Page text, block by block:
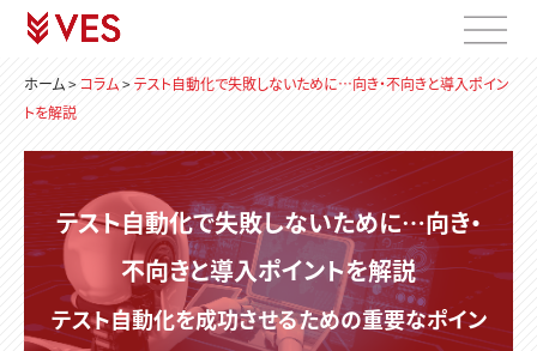
ホーム> コラム>テスト自動化で失敗しないために…向き・不向きと導入ポイン
トを解説
テスト自動化で失敗しないために…向き・
不向きと導入ポイントを解説
テスト自動化を成功させるための重要なポイン